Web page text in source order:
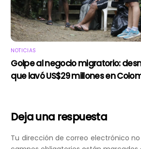
NOTICIAS
Golpe al negocio migratorio:
que lavó US$29 millones en
Deja una respuesta
Tu dirección de correo electrónico